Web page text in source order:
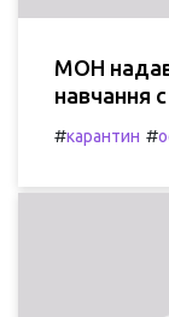
МОН надав
навчання
#карантин #